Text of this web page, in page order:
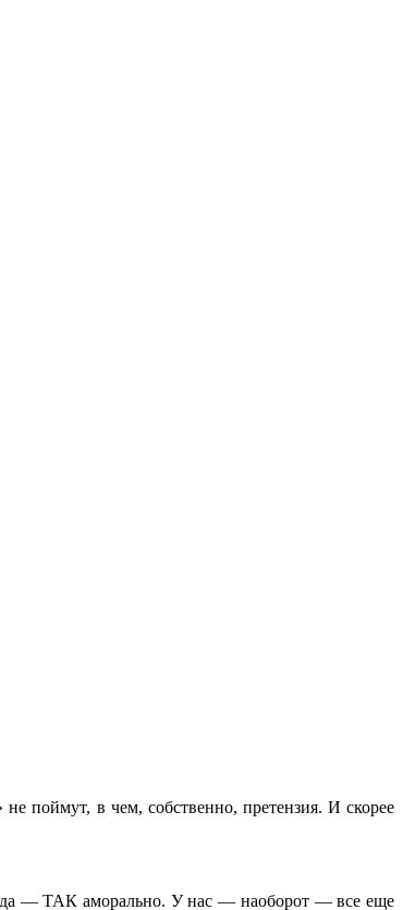
поймут, в чем, собственно, претензия. И скорее
— ТАК аморально. У нас — наоборот — все еще